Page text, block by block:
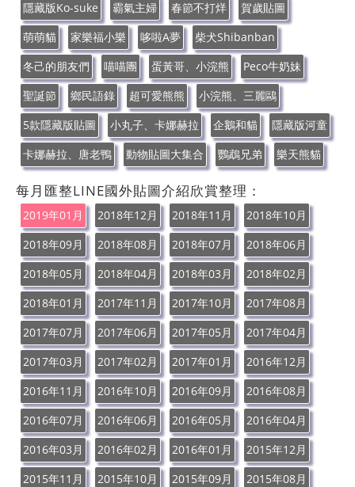
隱藏版Ko-suke
霸氣主婦 春節不打烊
賀歲貼圖
萌萌貓
家樂福小樂 哆啦A夢
柴犬Shibanban
冬己的朋友們
喵喵團 蛋黃哥、小浣熊
Peco牛奶妹
聖誕節
鄉民語錄 超可愛熊熊
小浣熊、三麗鷗
5款隱藏版貼圖
小丸子、卡娜赫拉 企鵝和貓
隱藏版河童
卡娜赫拉、唐老鴨
動物貼圖大集合 鸚鵡兄弟 樂天熊貓
每月匯整LINE國外貼圖介紹欣賞整理：
2019年01月 2018年12月 2018年11月
2018年10月
2018年09月
2018年08月 2018年07月
2018年06月
2018年05月
2018年04月 2018年03月
2018年02月
2018年01月
2017年11月 2017年10月
2017年08月
2017年07月
2017年06月 2017年05月
2017年04月
2017年03月
2017年02月 2017年01月
2016年12月
2016年11月
2016年10月 2016年09月
2016年08月
2016年07月
2016年06月 2016年05月
2016年04月
2016年03月
2016年02月 2016年01月
2015年12月
2015年11月
2015年10月 2015年09月
2015年08月